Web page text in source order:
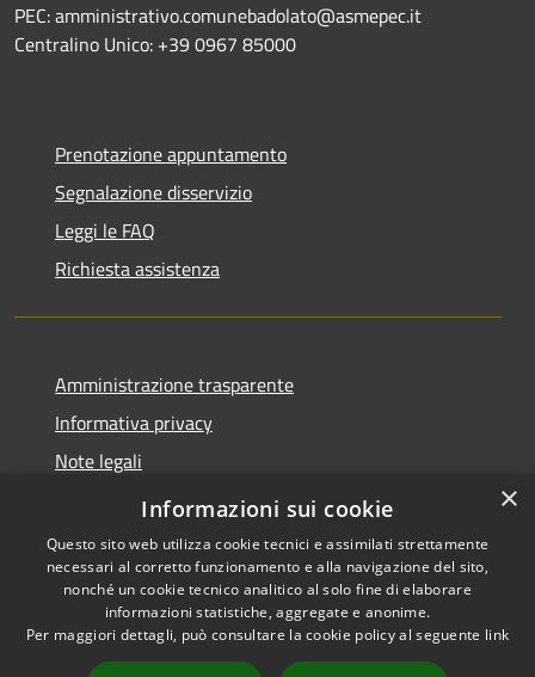
PEC: amministrativo.comunebadolato@asmepec.it
Centralino Unico: +39 0967 85000
Prenotazione appuntamento
Segnalazione disservizio
Leggi le FAQ
Richiesta assistenza
Amministrazione trasparente
Informativa privacy
Note legali
Dichiarazione di accessibilità
Accessibilità
Copyright © 2026 • Comune di
Badolato • Powered by
×
Informazioni sui cookie
Questo sito web utilizza cookie tecnici e assimilati strettamente
necessari al corretto funzionamento e alla navigazione del sito,
nonché un cookie tecnico analitico al solo fine di elaborare
informazioni statistiche, aggregate e anonime.
Per maggiori dettagli, può consultare la cookie policy al seguente link